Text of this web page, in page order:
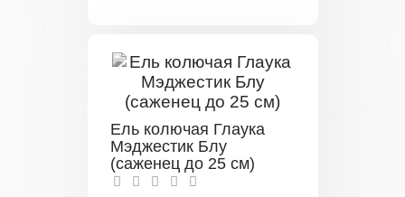
Ель колючая Глаука
Мэджестик Блу
(саженец до 25 см)